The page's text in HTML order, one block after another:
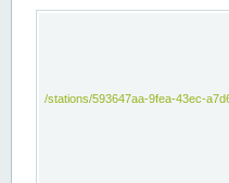
/stations/593647aa-9fea-43ec-